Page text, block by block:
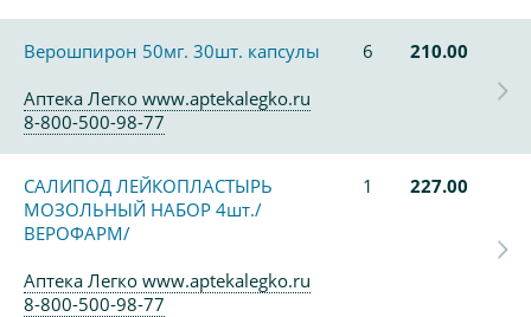
Верошпирон 50мг. 30шт. капсулы 6
210.00
Аптека Легко www.aptekalegko.ru
8-800-500-98-77
САЛИПОД ЛЕЙКОПЛАСТЫРЬ
МОЗОЛЬНЫЙ НАБОР 4шт./
ВЕРОФАРМ/
1 227.00
Аптека Легко www.aptekalegko.ru
8-800-500-98-77